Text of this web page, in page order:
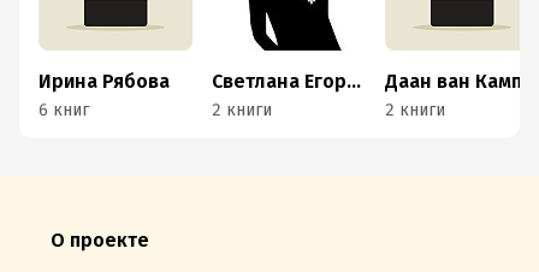
Ирина Рябова
6 книг
Светлана Егорова
2 книги 2 книги
О проекте